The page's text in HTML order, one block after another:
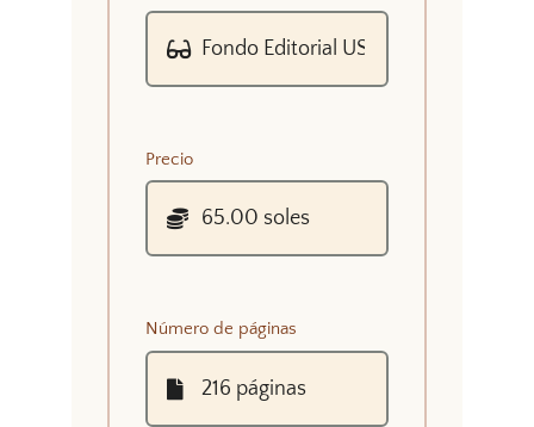
Precio
Número de páginas